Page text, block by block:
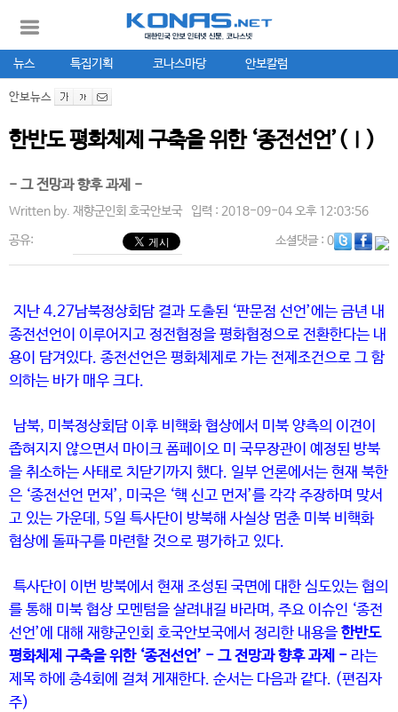
뉴스 특집기획 코나스마당 안보칼럼
안보뉴스
한반도 평화체제 구축을 위한 ‘종전선언’(Ⅰ)
- 그 전망과 향후 과제 -
Written by. 재향군인회 호국안보국 입력 : 2018-09-04 오후 12:03:56
공유: 소셜댓글: 0
지난 4.27남북정상회담 결과 도출된 ‘판문점 선언’에는 금년 내
종전선언이 이루어지고 정전협정을 평화협정으로 전환한다는 내
용이 담겨있다. 종전선언은 평화체제로 가는 전제조건으로 그 함
의하는 바가 매우 크다.
남북, 미북정상회담 이후 비핵화 협상에서 미북 양측의 이견이
좁혀지지 않으면서 마이크 폼페이오 미 국무장관이 예정된 방북
을 취소하는 사태로 치닫기까지 했다. 일부 언론에서는 현재 북한
은 ‘종전선언 먼저’, 미국은 ‘핵 신고 먼저’를 각각 주장하며 맞서
고 있는 가운데, 5일 특사단이 방북해 사실상 멈춘 미북 비핵화
협상에 돌파구를 마련할 것으로 평가하고 있다.
특사단이 이번 방북에서 현재 조성된 국면에 대한 심도있는 협의
를 통해 미북 협상 모멘텀을 살려내길 바라며, 주요 이슈인 ‘종전
선언’에 대해 재향군인회 호국안보국에서 정리한 내용을 한반도
평화체제 구축을 위한 ‘종전선언’ - 그 전망과 향후 과제 - 라는
제목 하에 총4회에 걸쳐 게재한다. 순서는 다음과 같다. (편집자
주)